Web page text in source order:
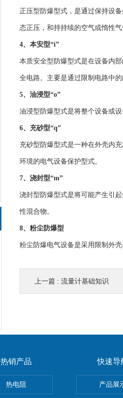
正压型防爆型式，是通过保持设
态正压，和持持续的空气或惰性
4、本安型“i”
本质安全型防爆型式是在设备内
全电路。主要是通过限制电路中
5、油浸型“o”
油浸型防爆型式是将整个设备或
6、充砂型“q”
充砂型防爆型式是一种在外壳内
环境的电气设备保护型式。
7、浇封型“m”
浇封型防爆型式是将可能产生引
性混合物。
8、粉尘防爆型
粉尘防爆电气设备是采用限制外
上一篇 : 流量计基础知识
热销产品
热电阻
快速导
产品展